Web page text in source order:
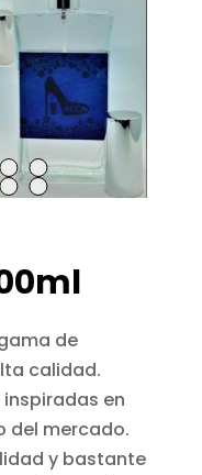
de
calidad.
en
del mercado.
y bastante